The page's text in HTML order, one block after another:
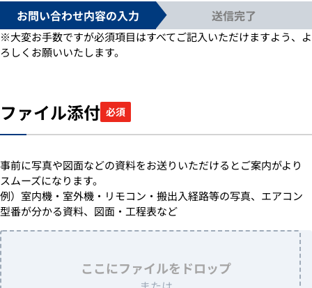
お問い合わせ内容の入力 送信完了
※大変お手数ですが必須項目はすべてご記入いただけますよう、よ
ろしくお願いいたします。
ファイル添付 必須
事前に写真や図面などの資料をお送りいただけるとご案内がより
スムーズになります。
例）室内機・室外機・リモコン・搬出入経路等の写真、エアコン
型番が分かる資料、図面・工程表など
ここにファイルをドロップ